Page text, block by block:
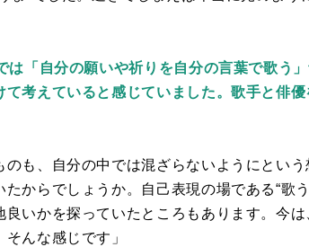
は「自分の願いや祈りを自分の言葉で歌う
て考えていると感じていました。歌手と俳
のも、自分の中では混ざらないようにとい
たからでしょうか。自己表現の場である“歌
いかを探っていたところもあります。今
んな感じです」